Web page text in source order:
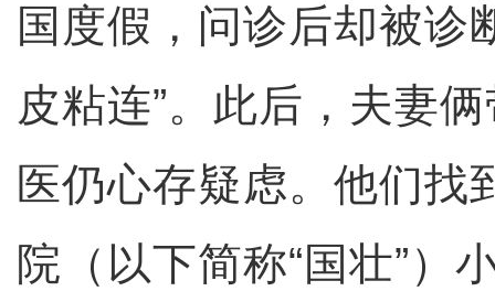
国度假，问诊后却被诊
皮粘连”。此后，夫妻
医仍心存疑虑。他们找
院（以下简称“国壮”）